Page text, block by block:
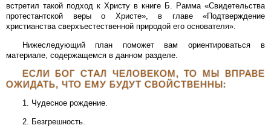
встретил такой подход к Христу в книге Б. Рамма «Свидетельства
протестантской веры о Христе», в главе «Подтверждение
христианства сверхъестественной природой его основателя».
Нижеследующий план поможет вам ориентироваться в
материале, содержащемся в данном разделе.
ЕСЛИ БОГ СТАЛ ЧЕЛОВЕКОМ, ТО МЫ ВПРАВЕ
ОЖИДАТЬ, ЧТО ЕМУ БУДУТ СВОЙСТВЕННЫ:
1. Чудесное рождение.
2. Безгрешность.